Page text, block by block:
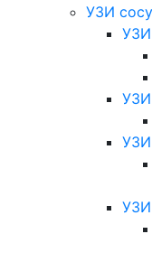
УЗИ
УЗИ
УЗИ
УЗИ